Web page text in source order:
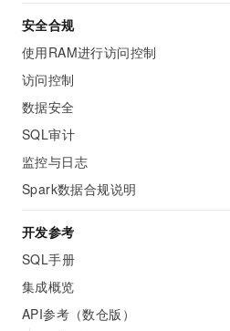
安全合规
使用RAM进行访问控制
访问控制
数据安全
SQL审计
监控与日志
Spark数据合规说明
开发参考
SQL手册
集成概览
API参考（数仓版）